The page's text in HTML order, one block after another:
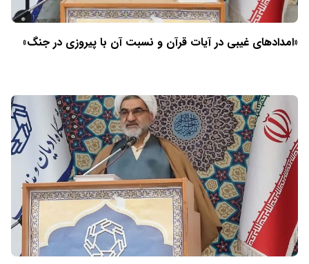
«امدادهای غیبی در آیات قرآن و نسبت آن با پیروزی در جنگ»